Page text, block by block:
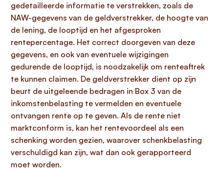
gedetailleerde informatie te verstrekken, zoals de
NAW-gegevens van de geldverstrekker, de hoogte van
de lening, de looptijd en het afgesproken
rentepercentage. Het correct doorgeven van deze
gegevens, en ook van eventuele wijzigingen
gedurende de looptijd, is noodzakelijk om renteaftrek
te kunnen claimen. De geldverstrekker dient op zijn
beurt de uitgeleende bedragen in Box 3 van de
inkomstenbelasting te vermelden en eventuele
ontvangen rente op te geven. Als de rente niet
marktconform is, kan het rentevoordeel als een
schenking worden gezien, waarover schenkbelasting
verschuldigd kan zijn, wat dan ook gerapporteerd
moet worden.